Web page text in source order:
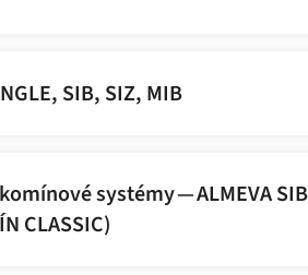
SIB, SIZ, MIB
systémy — ALMEVA
CLASSIC)